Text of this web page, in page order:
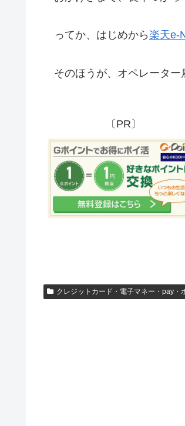
ってか、はじめから楽天e-
そのほうが、オペレーター
〔PR〕
クレジットカード・電子マネー・pay・